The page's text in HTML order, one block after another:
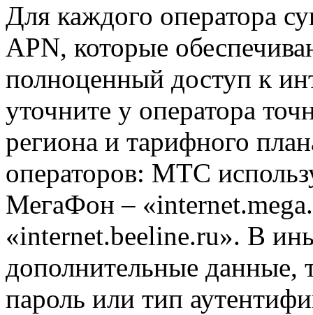
Для каждого оператора
APN, которые
полноценный доступ к
уточните у оператора
региона и тарифного
операторов: МТС
МегаФон –
«internet.beeline.ru». В
дополнительные данные,
пароль или тип